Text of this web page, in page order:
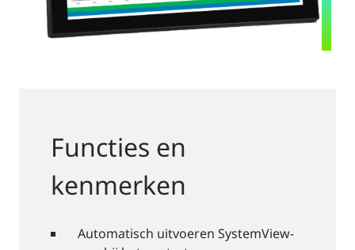
Functies en
kenmerken
Automatisch uitvoeren SystemView-